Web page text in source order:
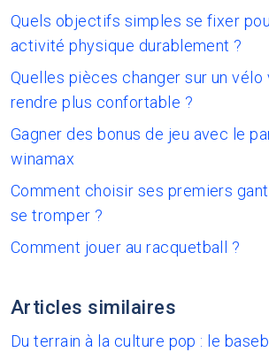
Quels objectifs simples se fixer
activité physique durablement ?
Quelles pièces changer sur un vélo
rendre plus confortable ?
Gagner des bonus de jeu avec le
winamax
Comment choisir ses premiers
se tromper ?
Comment jouer au racquetball ?
Articles similaires
Du terrain à la culture pop : le